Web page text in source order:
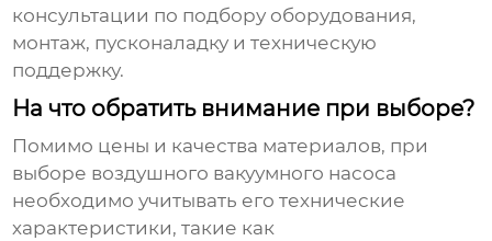
консультации по подбору оборудования,
монтаж, пусконаладку и техническую
поддержку.
На что обратить внимание при выборе?
Помимо цены и качества материалов, при
выборе воздушного вакуумного насоса
необходимо учитывать его технические
характеристики, такие как